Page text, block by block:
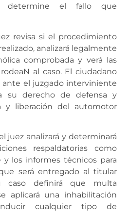
determine el fallo que
revisa si el procedimiento
analizará legalmente
comprobada y verá las
al caso. El ciudadano
ante el juzgado interviniente
su derecho de defensa y
y liberación del automotor
juez analizará y determinará
respaldatorias como
los informes técnicos para
será entregado al titular
caso definirá que multa
aplicará una inhabilitación
cualquier tipo de